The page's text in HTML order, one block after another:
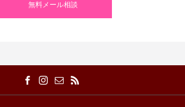
無料メール相談